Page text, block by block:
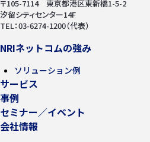
〒105-7114 東京都港区東新橋1-5-2
汐留シティセンター14F
TEL：03-6274-1200（代表）
NRIネットコムの強み
ソリューション例
サービス
事例
セミナー／イベント
会社情報